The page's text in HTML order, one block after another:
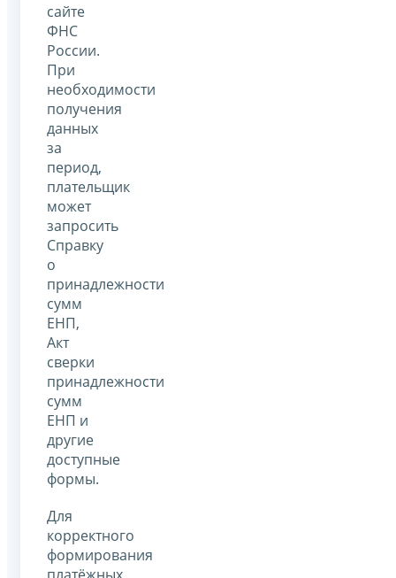
сайте
ФНС
России.
При
необходимости
получения
данных
за
период,
плательщик
может
запросить
Справку
о
принадлежности
сумм
ЕНП,
Акт
сверки
принадлежности
сумм
ЕНП и
другие
доступные
формы.
Для
корректного
формирования
платёжных